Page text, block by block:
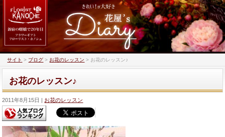
サイト > ブログ >お花のレッスン > お花のレッスン♪
お花のレッスン♪
2011年8月15日 お花のレッスン